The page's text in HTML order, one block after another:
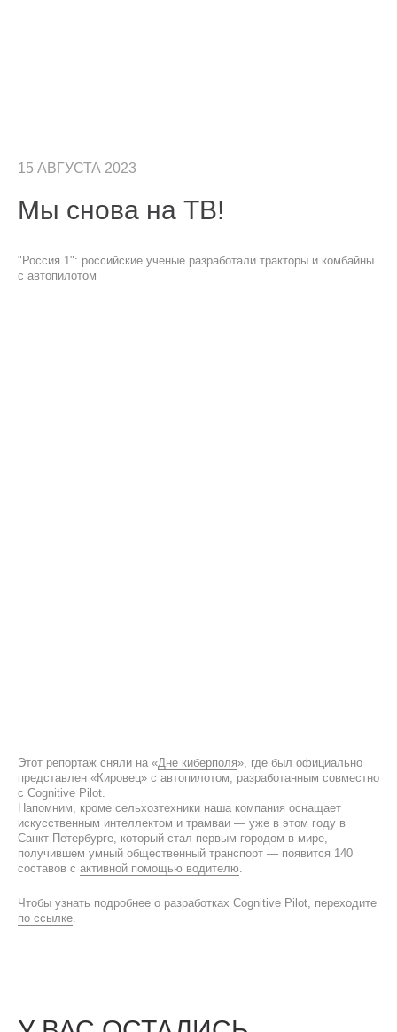
15 АВГУСТА 2023
Мы снова на ТВ!
"Россия 1": российские ученые разработали тракторы и комбайны
с автопилотом
Этот репортаж сняли на «Дне киберполя», где был официально
представлен «Кировец» с автопилотом, разработанным совместно
с Cognitive Pilot.
Напомним, кроме сельхозтехники наша компания оснащает
искусственным интеллектом и трамваи — уже в этом году в
Санкт-Петербурге, который стал первым городом в мире,
получившем умный общественный транспорт — появится 140
составов с активной помощью водителю
Чтобы узнать подробнее о разработках Cognitive Pilot, переходите
по ссылке